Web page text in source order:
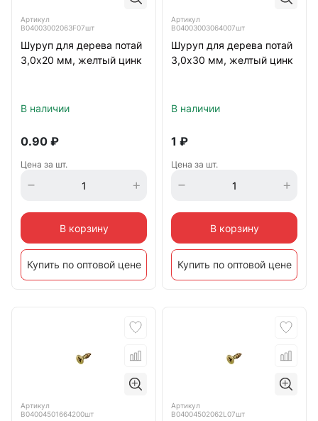
Артикул
B04003002063F07шт
Шуруп для дерева потай
3,0х20 мм, желтый цинк
В наличии
0.90 ₽
Цена за шт.
В корзину
Купить по оптовой цене
Артикул
B04003003064007шт
Шуруп для дерева потай
3,0х30 мм, желтый цинк
В наличии
1 ₽
Цена за шт.
В корзину
Купить по оптовой цене
Артикул
B04004501664200шт
Артикул
B04004502062L07шт